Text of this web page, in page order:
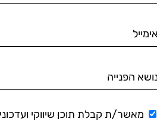
מאשר/ת קבלת תוכן שיווקי